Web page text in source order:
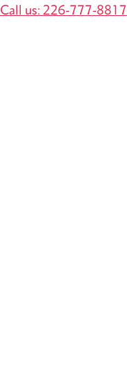
Call us: 226-777-8817